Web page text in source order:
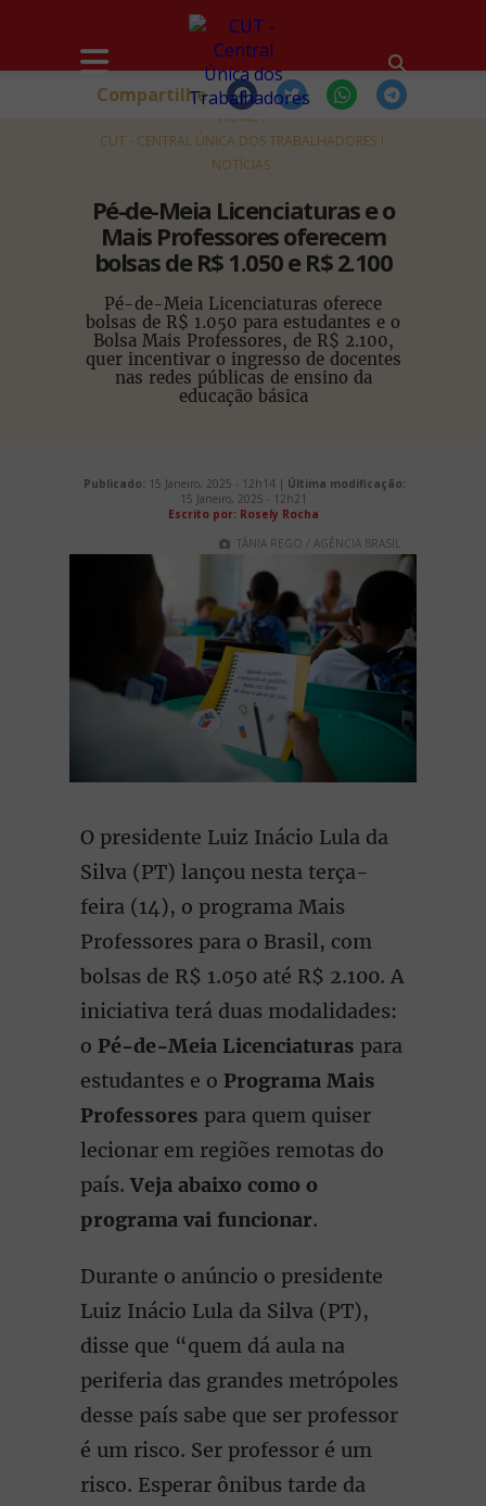
HOME
CUT - CENTRAL ÚNICA DOS TRABALHADORES
NOTÍCIAS
Pé-de-Meia Licenciaturas e o
Mais Professores oferecem
bolsas de R$ 1.050 e R$ 2.100
Pé-de-Meia Licenciaturas oferece
bolsas de R$ 1.050 para estudantes e o
Bolsa Mais Professores, de R$ 2.100,
quer incentivar o ingresso de docentes
nas redes públicas de ensino da
educação básica
Compartilhe
Publicado: 15 Janeiro, 2025 - 12h14 | Última modificação:
15 Janeiro, 2025 - 12h21
Escrito por: Rosely Rocha
TÂNIA REGO / AGÊNCIA BRASIL
O presidente Luiz Inácio Lula da
Silva (PT) lançou nesta terça-
feira (14), o programa Mais
Professores para o Brasil, com
bolsas de R$ 1.050 até R$ 2.100. A
iniciativa terá duas modalidades:
o Pé-de-Meia Licenciaturas para
estudantes e o Programa Mais
Professores para quem quiser
lecionar em regiões remotas do
país. Veja abaixo como o
programa vai funcionar.
Durante o anúncio o presidente
Luiz Inácio Lula da Silva (PT),
disse que “quem dá aula na
periferia das grandes metrópoles
desse país sabe que ser professor
é um risco. Ser professor é um
risco. Esperar ônibus tarde da